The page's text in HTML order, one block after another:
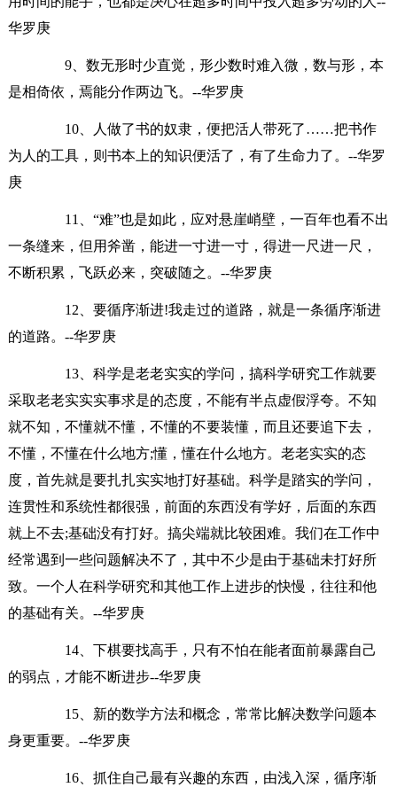
华罗庚
9、数无形时少直觉，形少数时难入微，数与形，本
是相倚依，焉能分作两边飞。--华罗庚
10、人做了书的奴隶，便把活人带死了……把书作
为人的工具，则书本上的知识便活了，有了生命力了。--华罗
庚
11、“难”也是如此，应对悬崖峭壁，一百年也看不出
一条缝来，但用斧凿，能进一寸进一寸，得进一尺进一尺，
不断积累，飞跃必来，突破随之。--华罗庚
12、要循序渐进!我走过的道路，就是一条循序渐进
的道路。--华罗庚
13、科学是老老实实的学问，搞科学研究工作就要
采取老老实实实事求是的态度，不能有半点虚假浮夸。不知
就不知，不懂就不懂，不懂的不要装懂，而且还要追下去，
不懂，不懂在什么地方;懂，懂在什么地方。老老实实的态
度，首先就是要扎扎实实地打好基础。科学是踏实的学问，
连贯性和系统性都很强，前面的东西没有学好，后面的东西
就上不去;基础没有打好。搞尖端就比较困难。我们在工作中
经常遇到一些问题解决不了，其中不少是由于基础未打好所
致。一个人在科学研究和其他工作上进步的快慢，往往和他
的基础有关。--华罗庚
14、下棋要找高手，只有不怕在能者面前暴露自己
的弱点，才能不断进步--华罗庚
15、新的数学方法和概念，常常比解决数学问题本
身更重要。--华罗庚
16、抓住自己最有兴趣的东西，由浅入深，循序渐